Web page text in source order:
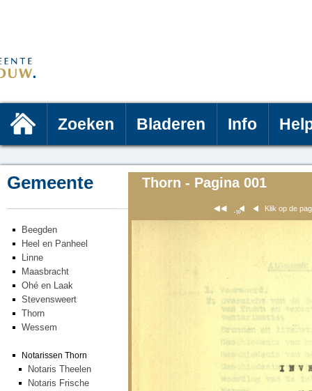
Zoeken Bladeren Info
Gemeente
Beegden
Heel en Panheel
Linne
Maasbracht
Ohé en Laak
Stevensweert
Thorn
Wessem
Notarissen Thorn
Notaris Theelen
Notaris Frische
Thorn - Pagina 001
Klik op de